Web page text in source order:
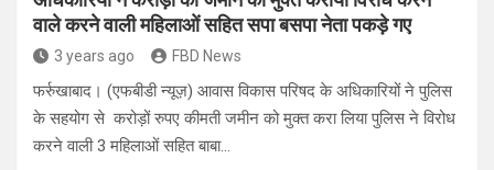
वाले करने वाली महिलाओं सहित सपा बसपा नेता पकड़े गए
3 years ago FBD News
फर्रुखाबाद। (एफबीडी न्यूज़) आवास विकास परिषद के अधिकारियों ने पुलिस
के सहयोग से करोड़ों रुपए कीमती जमीन को मुक्त करा लिया पुलिस ने विरोध
करने वाली 3 महिलाओं सहित बाबा…